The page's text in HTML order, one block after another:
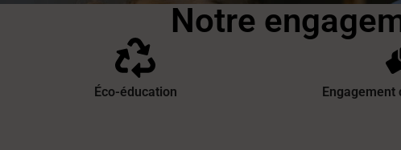
Notre
Éco-éducation Engagement